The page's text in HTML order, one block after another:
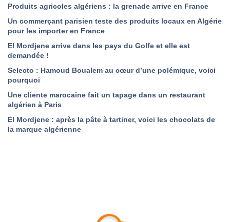
Produits agricoles algériens : la grenade arrive en France
Un commerçant parisien teste des produits locaux en Algérie
pour les importer en France
El Mordjene arrive dans les pays du Golfe et elle est
demandée !
Selecto : Hamoud Boualem au cœur d’une polémique, voici
pourquoi
Une cliente marocaine fait un tapage dans un restaurant
algérien à Paris
El Mordjene : après la pâte à tartiner, voici les chocolats de
la marque algérienne